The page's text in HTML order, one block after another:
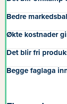
Bedre
Økte kostnader
Det blir fri
Begge faglaga